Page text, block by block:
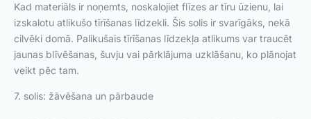
Kad materiāls ir noņemts, noskalojiet flīzes ar tīru ūzienu, lai
izskalotu atlikušo tīrīšanas līdzekli. Šis solis ir svarīgāks, nekā
cilvēki domā. Palikušais tīrīšanas līdzekļa atlikums var traucēt
jaunas blīvēšanas, šuvju vai pārklājuma uzklāšanu, ko plānojat
veikt pēc tam.
7. solis: žāvēšana un pārbaude